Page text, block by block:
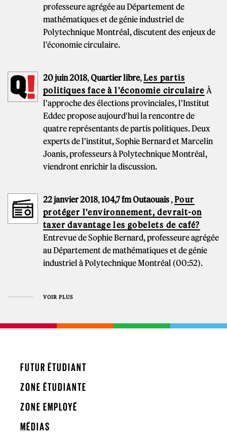
professeure agrégée au Département de
mathématiques et de génie industriel de
Polytechnique Montréal, discutent des enjeux de
l'économie circulaire.
20 juin 2018,Quartier libre,Les partis
politiques face à l'économie circulaire À
l'approche des élections provinciales, l'Institut
Eddec propose aujourd'hui la rencontre de
quatre représentants de partis politiques. Deux
experts de l'institut, Sophie Bernard et Marcelin
Joanis, professeurs à Polytechnique Montréal,
viendront enrichir la discussion.
22 janvier 2018,104,7 fm Outaouais ,Pour
protéger l'environnement, devrait-on
taxer davantage les gobelets de café?
Entrevue de Sophie Bernard, professeure agrégée
au Département de mathématiques et de génie
industriel à Polytechnique Montréal (00:52).
VOIR PLUS
FUTUR ÉTUDIANT
ZONE ÉTUDIANTE
ZONE EMPLOYÉ
MÉDIAS